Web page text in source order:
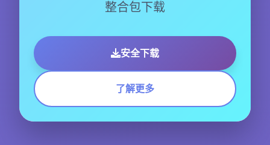
整合包下载
安全下载
了解更多